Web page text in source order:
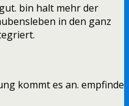
bin halt mehr der
in den ganz
kommt es an. empfinde